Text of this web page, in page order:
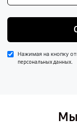
Нажимая на кнопку
персональных данных.
Мы